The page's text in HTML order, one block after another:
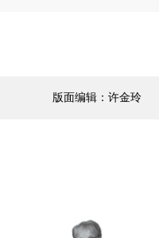
版面编辑：许金玲